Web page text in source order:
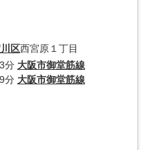
区西宮原１丁目
分 大阪市御堂筋線
分 大阪市御堂筋線